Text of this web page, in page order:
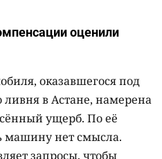
оценили
оказавшегося под
в Астане, намерена
ущерб. По её
машину нет смысла.
запросы, чтобы